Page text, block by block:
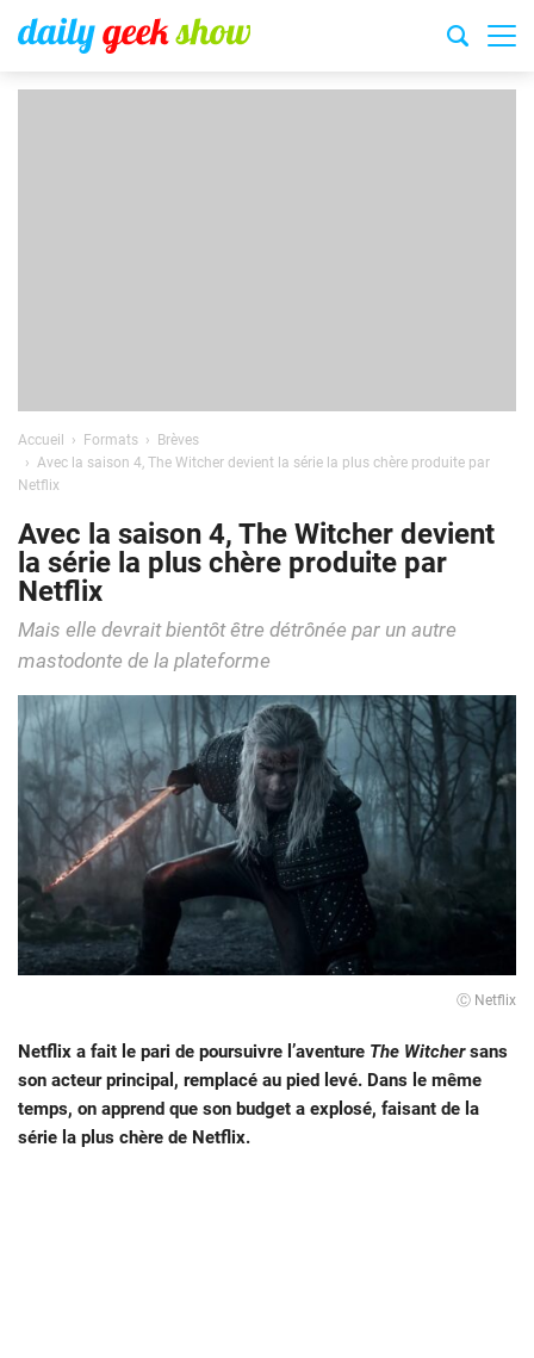
Accueil Formats
Brèves
Avec la saison 4, The Witcher devient la série la plus chère produite par
Netflix
Avec la saison 4, The Witcher devient
la série la plus chère produite par
Netflix
Mais elle devrait bientôt être détrônée par un autre
mastodonte de la plateforme
Ⓒ Netflix
Netflix a fait le pari de poursuivre l’aventure The Witchersans
son acteur principal, remplacé au pied levé. Dans le même
temps, on apprend que son budget a explosé, faisant de la
série la plus chère de Netflix.